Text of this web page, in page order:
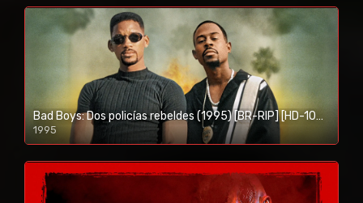
Bad Boys: Dos policías rebeldes (1995) [BR-RIP] [HD-1080p]
1995
1080p/720p